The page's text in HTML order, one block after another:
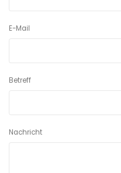
E-Mail
Betreff
Nachricht